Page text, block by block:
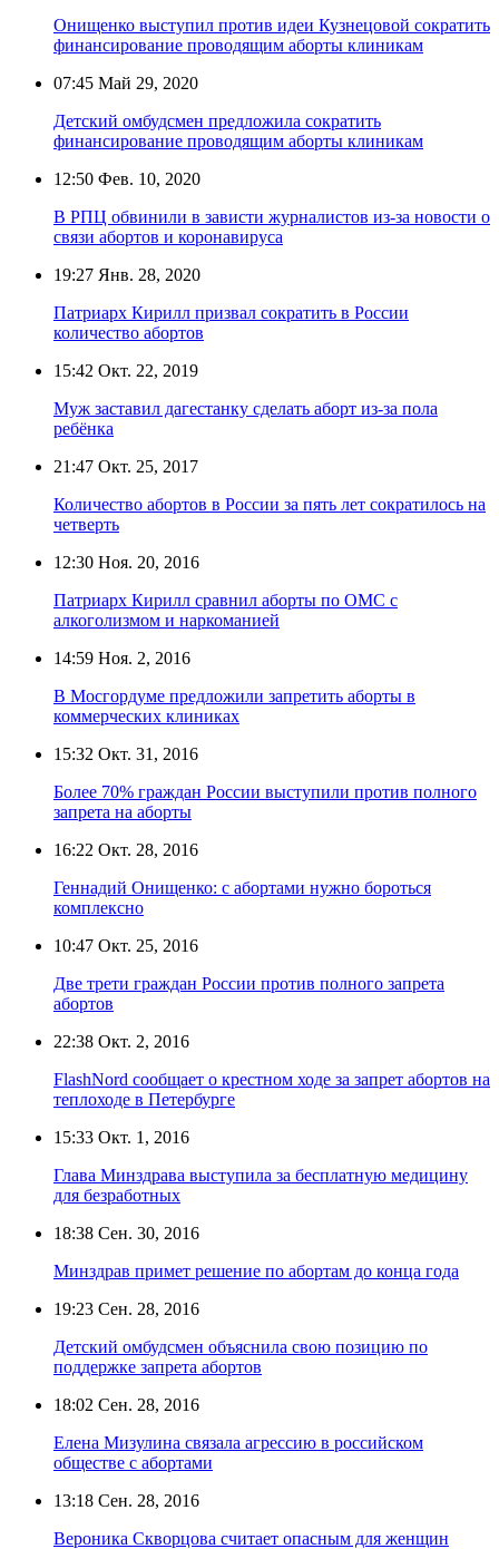
Онищенко выступил против идеи Кузнецовой сократить
финансирование проводящим аборты клиникам
07:45 Май 29, 2020
Детский омбудсмен предложила сократить
финансирование проводящим аборты клиникам
12:50 Фев. 10, 2020
В РПЦ обвинили в зависти журналистов из-за новости о
связи абортов и коронавируса
19:27 Янв. 28, 2020
Патриарх Кирилл призвал сократить в России
количество абортов
15:42 Окт. 22, 2019
Муж заставил дагестанку сделать аборт из-за пола
ребёнка
21:47 Окт. 25, 2017
Количество абортов в России за пять лет сократилось на
четверть
12:30 Ноя. 20, 2016
Патриарх Кирилл сравнил аборты по ОМС с
алкоголизмом и наркоманией
14:59 Ноя. 2, 2016
В Мосгордуме предложили запретить аборты в
коммерческих клиниках
15:32 Окт. 31, 2016
Более 70% граждан России выступили против полного
запрета на аборты
16:22 Окт. 28, 2016
Геннадий Онищенко: с абортами нужно бороться
комплексно
10:47 Окт. 25, 2016
Две трети граждан России против полного запрета
абортов
22:38 Окт. 2, 2016
FlashNord сообщает о крестном ходе за запрет абортов на
теплоходе в Петербурге
15:33 Окт. 1, 2016
Глава Минздрава выступила за бесплатную медицину
для безработных
18:38 Сен. 30, 2016
Минздрав примет решение по абортам до конца года
19:23 Сен. 28, 2016
Детский омбудсмен объяснила свою позицию по
поддержке запрета абортов
18:02 Сен. 28, 2016
Елена Мизулина связала агрессию в российском
обществе с абортами
13:18 Сен. 28, 2016
Вероника Скворцова считает опасным для женщин